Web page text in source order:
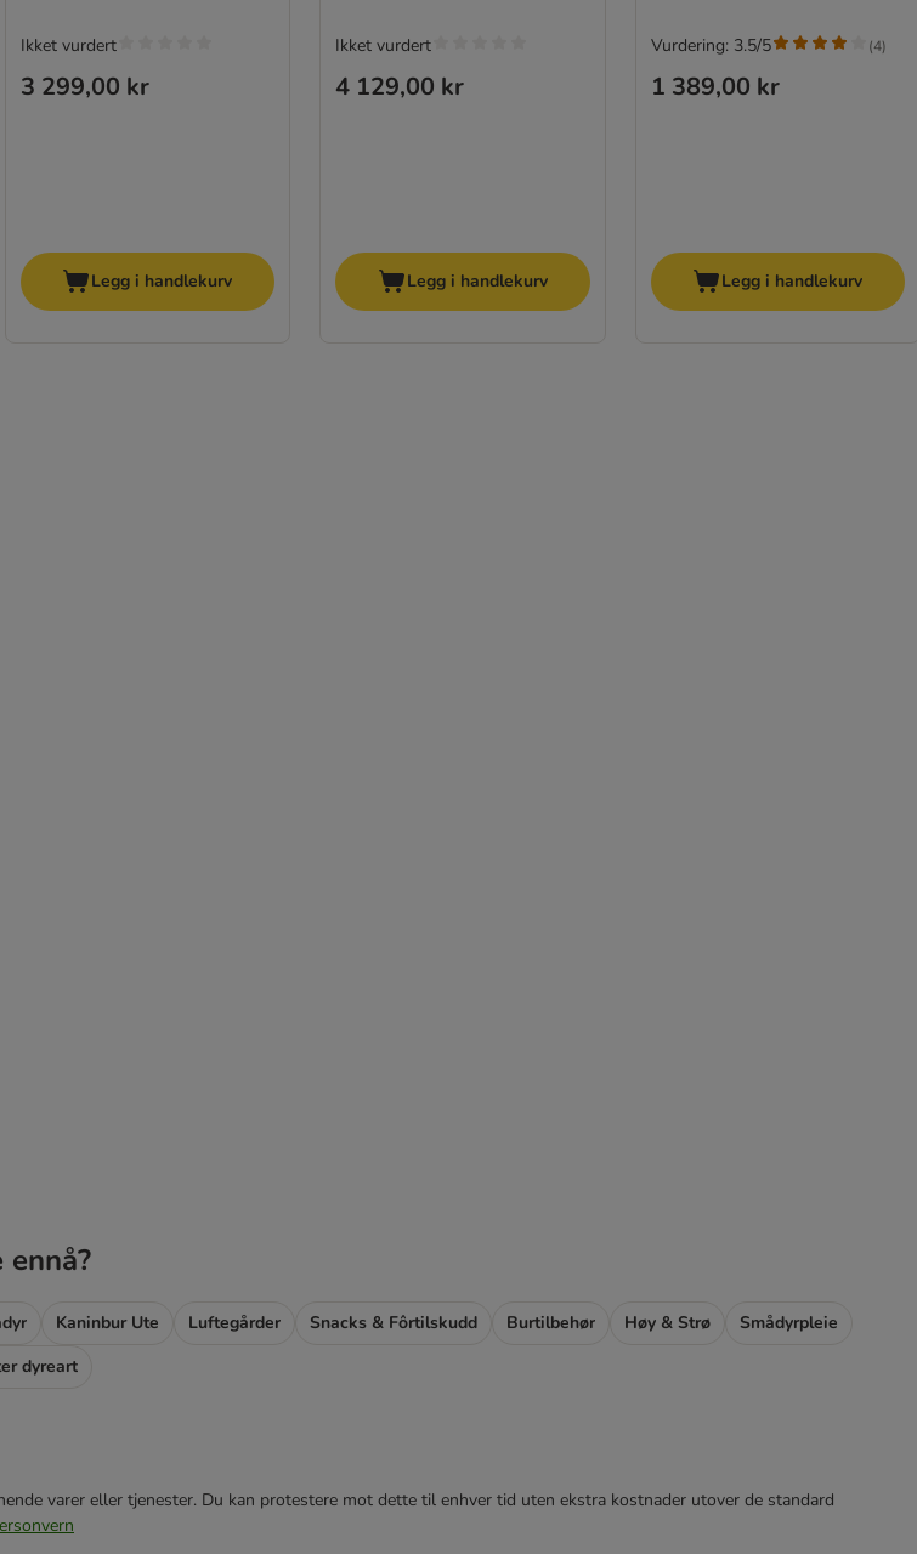
3 299,00 kr
Ikket vurdert
Legg i handlekurv
4 129,00 kr
Ikket vurdert
Legg i handlekurv
1 389,00 kr
Vurdering: 3.5/5 (4)
Legg i handlekurv
Kaninbur Ute Luftegårder Snacks & Fôrtilskudd Burtilbehør Høy & Strø
Smådyrpleie
dyreart
varer eller tjenester. Du kan protestere mot dette til enhver tid uten ekstra kostnader utover de standard